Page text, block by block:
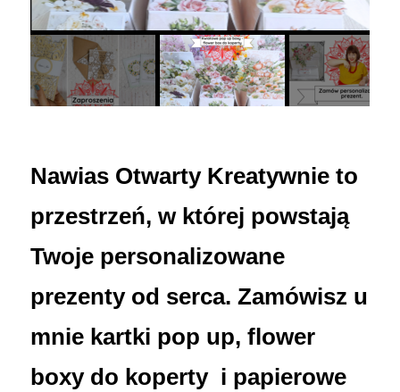
Nawias Otwarty Kreatywnie to
przestrzeń, w której powstają
Twoje personalizowane
prezenty od serca. Zamówisz u
mnie kartki pop up, flower
boxy do koperty i papierowe